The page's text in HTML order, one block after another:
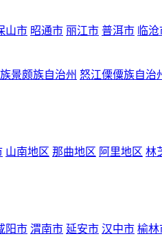
山市 昭通市 丽江市 普洱市 临
景颇族自治州 怒江傈僳族自治
山南地区 那曲地区 阿里地区 林
阳市 渭南市 延安市 汉中市 榆林